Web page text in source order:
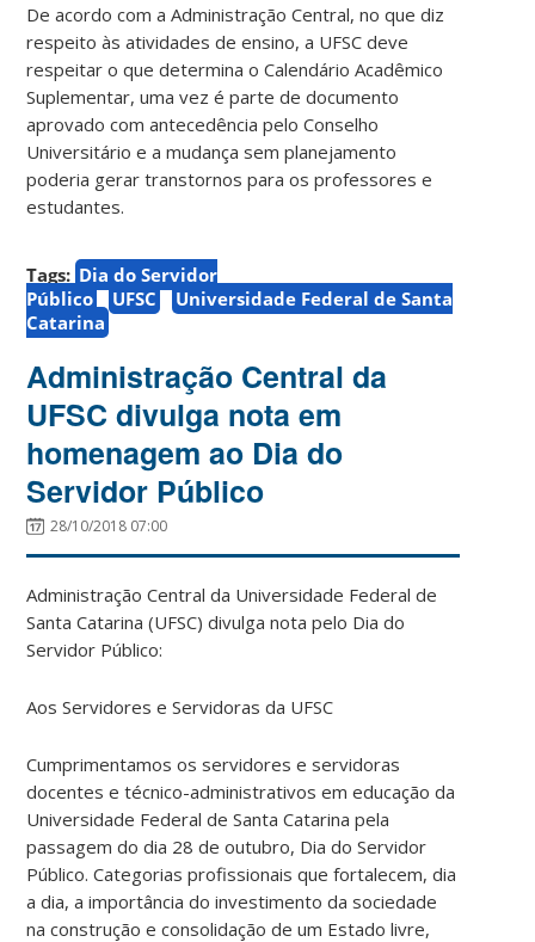
De acordo com a Administração Central, no que diz
respeito às atividades de ensino, a UFSC deve
respeitar o que determina o Calendário Acadêmico
Suplementar, uma vez é parte de documento
aprovado com antecedência pelo Conselho
Universitário e a mudança sem planejamento
poderia gerar transtornos para os professores e
estudantes.
Tags: Dia do Servidor
Público
UFSC
Universidade Federal de Santa
Catarina
Administração Central da
UFSC divulga nota em
homenagem ao Dia do
Servidor Público
28/10/2018 07:00
Administração Central da Universidade Federal de
Santa Catarina (UFSC) divulga nota pelo Dia do
Servidor Público:
Aos Servidores e Servidoras da UFSC
Cumprimentamos os servidores e servidoras
docentes e técnico-administrativos em educação da
Universidade Federal de Santa Catarina pela
passagem do dia 28 de outubro, Dia do Servidor
Público. Categorias profissionais que fortalecem, dia
a dia, a importância do investimento da sociedade
na construção e consolidação de um Estado livre,